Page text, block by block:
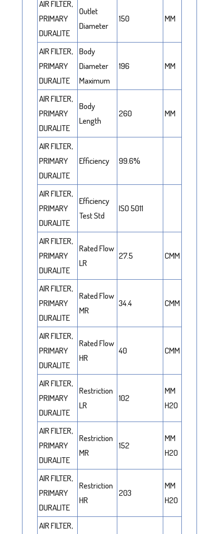
AIR FILTER,
PRIMARY
DURALITE
Outlet
Diameter
150 MM
AIR FILTER,
PRIMARY
DURALITE
Body
Diameter
Maximum
196 MM
AIR FILTER,
PRIMARY
DURALITE
Body
Length
260 MM
AIR FILTER,
PRIMARY
DURALITE
Efficiency 99.6%
AIR FILTER,
PRIMARY
DURALITE
Efficiency
Test Std
ISO 5011
AIR FILTER,
PRIMARY
DURALITE
Rated Flow
LR
27.5 CMM
AIR FILTER,
PRIMARY
DURALITE
Rated Flow
MR
34.4 CMM
AIR FILTER,
PRIMARY
DURALITE
Rated Flow
HR
40 CMM
AIR FILTER,
PRIMARY
DURALITE
Restriction
LR
102
MM
H2O
AIR FILTER,
PRIMARY
DURALITE
Restriction
MR
152
MM
H2O
AIR FILTER,
PRIMARY
DURALITE
Restriction
HR
203
MM
H2O
AIR FILTER,